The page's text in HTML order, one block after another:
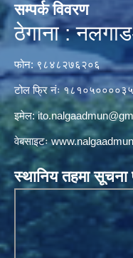
सम्पर्क विवरण
ठेगाना :
फोन: ९८४८२७६२०६
टोल फ्रि नंः १८१०५००००३५
इमेल:
वेबसाइटः
स्थानिय तहमा सूचना